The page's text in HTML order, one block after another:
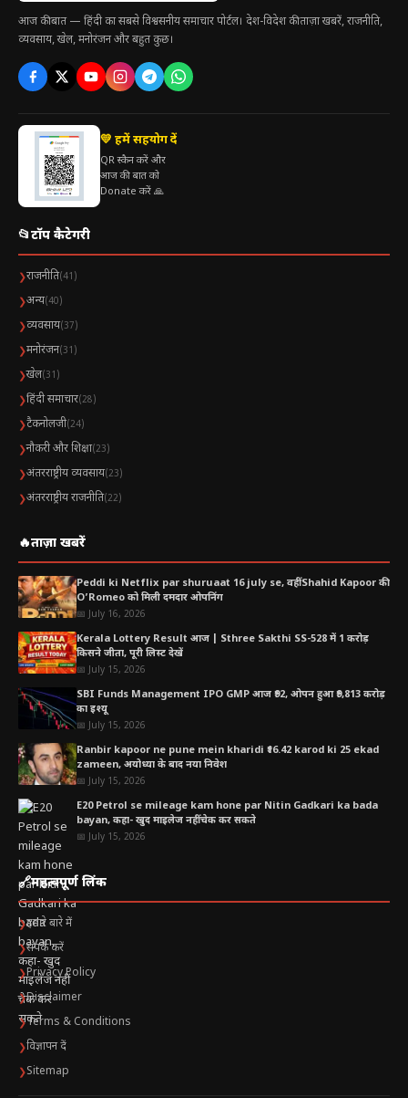
आज की बात — हिंदी का सबसे विश्वसनीय समाचार पोर्टल। देश-विदेश की ताज़ा खबरें, राजनीति,
व्यवसाय, खेल, मनोरंजन और बहुत कुछ।
💛 हमें सहयोग दें
QR स्कैन करें और
आज की बात को
Donate करें 🙏
📂टॉप कैटेगरी
❯राजनीति(41)
❯अन्य(40)
❯व्यवसाय(37)
❯मनोरंजन(31)
❯खेल(31)
❯हिंदी समाचार(28)
❯टैकनोलजी(24)
❯नौकरी और शिक्षा(23)
❯अंतरराष्ट्रीय व्यवसाय(23)
❯अंतरराष्ट्रीय राजनीति(22)
🔥ताज़ा खबरें
Peddi ki Netflix par shuruaat 16 july se, वहीं Shahid Kapoor की
O’Romeo को मिली दमदार ओपनिंग
📅 July 16, 2026
Kerala Lottery Result आज | Sthree Sakthi SS-528 में 1 करोड़
किसने जीता, पूरी लिस्ट देखें
📅 July 15, 2026
SBI Funds Management IPO GMP आज ₹92, ओपन हुआ ₹9,813 करोड़
का इश्यू
📅 July 15, 2026
Ranbir kapoor ne pune mein kharidi ₹16.42 karod ki 25 ekad
zameen, अयोध्या के बाद नया निवेश
📅 July 15, 2026
E20 Petrol se mileage kam hone par Nitin Gadkari ka bada
bayan, कहा- खुद माइलेज नहीं चेक कर सकते
📅 July 15, 2026
🔗महत्वपूर्ण लिंक
❯हमारे बारे में
❯संपर्क करें
❯Privacy Policy
❯Disclaimer
❯Terms & Conditions
❯विज्ञापन दें
❯Sitemap